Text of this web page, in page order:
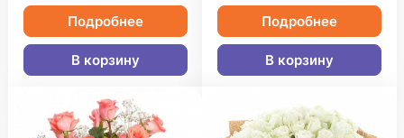
Подробнее
В корзину
Подробнее
В корзину